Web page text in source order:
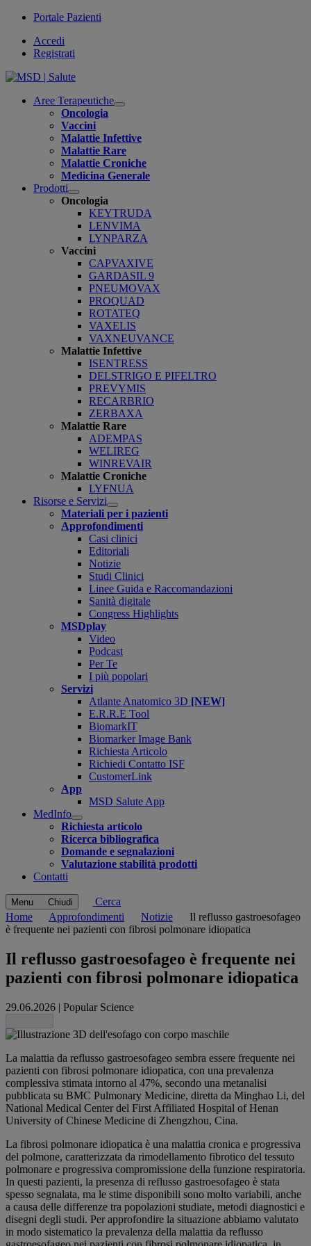
Portale Pazienti
Accedi
Registrati
Aree Terapeutiche
Open
Oncologia
Vaccini
Malattie Infettive
Malattie Rare
Malattie Croniche
Medicina Generale
Prodotti
Open
submenu
Oncologia
KEYTRUDA
LENVIMA
LYNPARZA
Vaccini
CAPVAXIVE
GARDASIL 9
PNEUMOVAX
PROQUAD
ROTATEQ
VAXELIS
VAXNEUVANCE
Malattie Infettive
ISENTRESS
DELSTRIGO E PIFELTRO
PREVYMIS
RECARBRIO
ZERBAXA
Malattie Rare
ADEMPAS
WELIREG
WINREVAIR
Malattie Croniche
LYFNUA
Risorse e Servizi
Open
submenu
Materiali per i pazienti
Approfondimenti
Casi clinici
Editoriali
Notizie
Studi Clinici
Linee Guida e Raccomandazioni
Sanità digitale
Congress Highlights
MSDplay
Video
Podcast
Per Te
I più popolari
Servizi
Atlante Anatomico 3D [NEW]
E.R.R.E Tool
BiomarkIT
Biomarker Image Bank
Richiesta Articolo
Richiedi Contatto ISF
CustomerLink
App
MSD Salute App
MedInfo
Open
submenu
Richiesta articolo
Ricerca bibliografica
Domande e segnalazioni
Valutazione stabilità prodotti
Contatti
Menu Chiudi
Cerca
Home
Approfondimenti Notizie
Il reflusso gastroesofageo
è frequente nei pazienti con fibrosi polmonare idiopatica
Il reflusso gastroesofageo è frequente nei
pazienti con fibrosi polmonare idiopatica
29.06.2026 | Popular Science
La malattia da reflusso gastroesofageo sembra essere frequente nei
pazienti con fibrosi polmonare idiopatica, con una prevalenza
complessiva stimata intorno al 47%, secondo una metanalisi
pubblicata su BMC Pulmonary Medicine, diretta da Minghao Li, del
National Medical Center del First Affiliated Hospital of Henan
University of Chinese Medicine di Zhengzhou, Cina.
La fibrosi polmonare idiopatica è una malattia cronica e progressiva
del polmone, caratterizzata da rimodellamento fibrotico del tessuto
polmonare e progressiva compromissione della funzione respiratoria.
In questi pazienti, la presenza di reflusso gastroesofageo è stata
spesso segnalata, ma le stime disponibili sono molto variabili, anche
a causa delle differenze tra popolazioni studiate, metodi diagnostici e
disegni degli studi. Per approfondire la situazione abbiamo valutato
in modo sistematico la prevalenza della malattia da reflusso